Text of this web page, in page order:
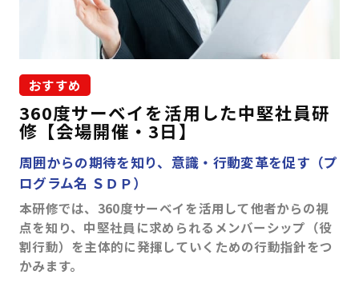
おすすめ
360度サーベイを活用した中堅社員研
修【会場開催・3日】
周囲からの期待を知り、意識・行動変革を促す（プ
ログラム名 ＳＤＰ）
本研修では、360度サーベイを活用して他者からの視
点を知り、中堅社員に求められるメンバーシップ（役
割行動）を主体的に発揮していくための行動指針をつ
かみます。